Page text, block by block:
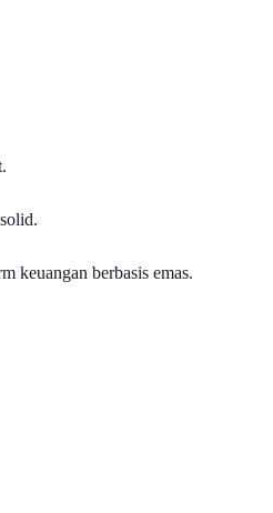
keuangan berbasis emas.